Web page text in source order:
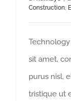
Construction
sit amet,
purus nisl,
tristique ut